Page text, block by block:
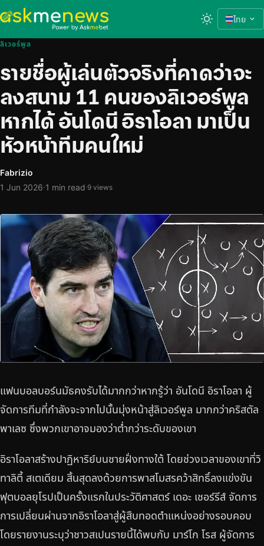
ไทย
ลิเวอร์พูล
รายชื่อผู้เล่นตัวจริงที่คาดว่าจะ
ลงสนาม 11 คนของลิเวอร์พูล
หากได้ อันโดนี อิราโอลา มาเป็น
หัวหน้าทีมคนใหม่
Fabrizio
1 Jun 2026·1 min read·9 views
แฟนบอลบอร์นมัธคงรับได้มากกว่าหากรู้ว่า อันโดนี อิราโอลา ผู้
จัดการทีมที่กำลังจะจากไปนั้นมุ่งหน้าสู่ลิเวอร์พูล มากกว่าคริสตัล
พาเลซ ซึ่งพวกเขาอาจมองว่าต่ำกว่าระดับของเขา
อิราโอลาสร้างปาฏิหาริย์บนชายฝั่งทางใต้ โดยช่วงเวลาของเขาที่วิ
ทาลิตี้ สเตเดียม สิ้นสุดลงด้วยการพาสโมสรคว้าสิทธิ์ลงแข่งขัน
ฟุตบอลยุโรปเป็นครั้งแรกในประวัติศาสตร์ เดอะ เชอร์รีส์ จัดการ
การเปลี่ยนผ่านจากอิราโอลาสู่ผู้สืบทอดตำแหน่งอย่างรอบคอบ
โดยรายงานระบุว่าชาวสเปนรายนี้ได้พบกับ มาร์โก โรส ผู้จัดการ